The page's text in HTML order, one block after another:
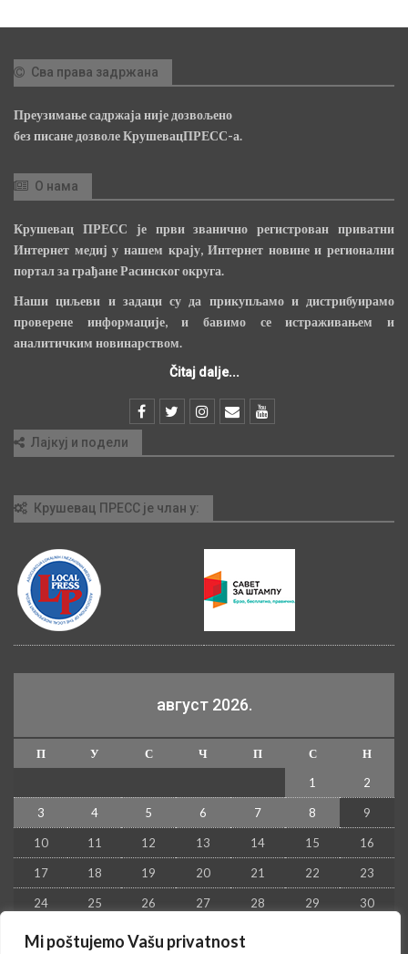
Mi poštujemo Vašu privatnost
Сва права задржана
Преузимање садржаја није дозвољено
без писане дозволе КрушевацПРЕСС-а.
О нама
Крушевац ПРЕСС је први званично регистрован приватни
Интернет медиј у нашем крају, Интернет новине и регионални
портал за грађане Расинског округа.
Наши циљеви и задаци су да прикупљамо и дистрибуирамо
проверене информације, и бавимо се истраживањем и
аналитичким новинарством.
Čitaj dalje...
Лајкуј и подели
Крушевац ПРЕСС је члан у:
август 2026.
П У С Ч П С
Н
1
2
3 4 5 6 7 8 9
10 11 12 13 14 15 16
17 18 19 20 21 22 23
24 25 26 27 28 29 30
31